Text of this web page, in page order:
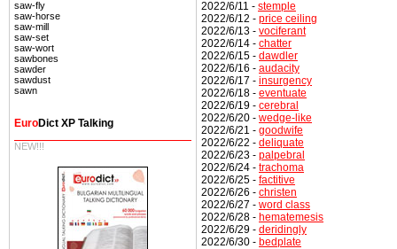
saw-fly
saw-horse
saw-mill
saw-set
saw-wort
sawbones
sawder
sawdust
sawn
EuroDict XP Talking
NEW!!!
2022/6/11 - stemple
2022/6/12 - price ceiling
2022/6/13 - vociferant
2022/6/14 - chatter
2022/6/15 - dawdler
2022/6/16 - audacity
2022/6/17 - insurgency
2022/6/18 - eventuate
2022/6/19 - cerebral
2022/6/20 - wedge-like
2022/6/21 - goodwife
2022/6/22 - deliquate
2022/6/23 - palpebral
2022/6/24 - trachoma
2022/6/25 - factitive
2022/6/26 - christen
2022/6/27 - word class
2022/6/28 - hematemesis
2022/6/29 - deridingly
2022/6/30 - bedplate